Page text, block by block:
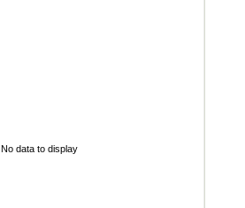
No data to display